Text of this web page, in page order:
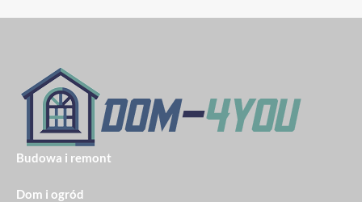
Budowa i remont
Dom i ogród